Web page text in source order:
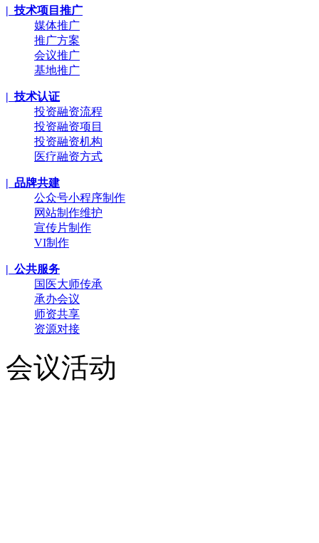
| 技术项目推广
媒体推广
推广方案
会议推广
基地推广
| 技术认证
投资融资流程
投资融资项目
投资融资机构
医疗融资方式
| 品牌共建
公众号小程序制作
网站制作维护
宣传片制作
VI制作
| 公共服务
国医大师传承
承办会议
师资共享
资源对接
会议活动